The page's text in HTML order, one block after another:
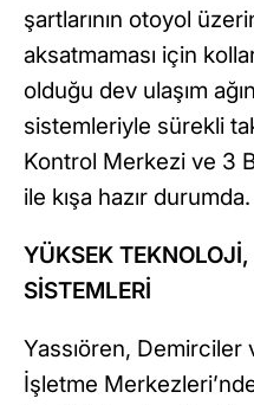
şartlarının otoyol
aksatmaması için
olduğu dev ulaşım
sistemleriyle sürekli
Kontrol Merkezi ve 3
ile kışa hazır durumda.
YÜKSEK
SİSTEMLERİ
Yassıören, Demirciler
İşletme